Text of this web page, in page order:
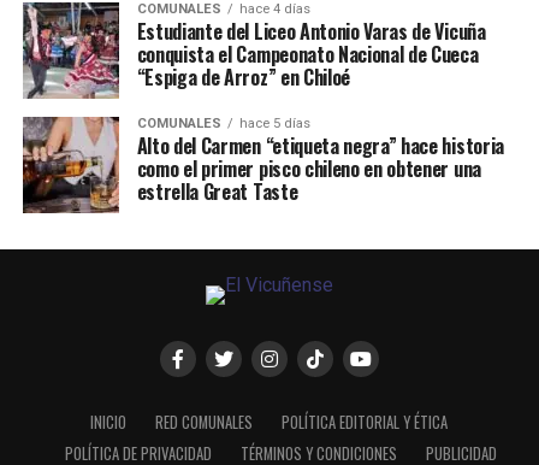
COMUNALES hace 4 días
Estudiante del Liceo Antonio Varas de Vicuña
conquista el Campeonato Nacional de Cueca
“Espiga de Arroz” en Chiloé
COMUNALES hace 5 días
Alto del Carmen “etiqueta negra” hace historia
como el primer pisco chileno en obtener una
estrella Great Taste
INICIO RED COMUNALES
POLÍTICA EDITORIAL Y ÉTICA
POLÍTICA DE PRIVACIDAD
TÉRMINOS Y CONDICIONES PUBLICIDAD